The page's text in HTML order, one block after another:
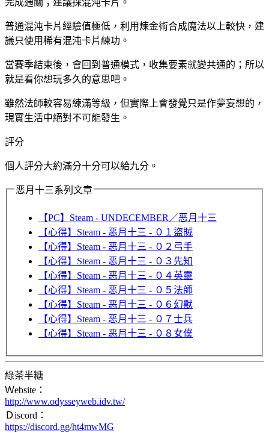
完成通關；建議採混沌卡片。
普通混沌卡片經驗值極低，利用煉金術合成魔法以上較快，建
議只使用稀有混沌卡片練功。
當賽季結束後，會回到普通模式，收集要素就變共通的；所以
就是看你想玩多久的意思吧。
雖然法師較容易練滿等級，但實際上會發覺只是作夢妄想的，
現實生活中絕對不可能發生。
評分
個人評分大約滿分十分可以給九分。
恶月十三系列文章
【PC】Steam - UNDECEMBER／恶月十三
【心得】Steam - 恶月十三 - ０１盜賊
【心得】Steam - 恶月十三 - ０２弓手
【心得】Steam - 恶月十三 - ０３先知
【心得】Steam - 恶月十三 - ０４英靈
【心得】Steam - 恶月十三 - ０５法師
【心得】Steam - 恶月十三 - ０６幻獸
【心得】Steam - 恶月十三 - ０７士兵
【心得】Steam - 恶月十三 - ０８女僕
綠茶半糖
Ｗebsite：
http://www.odysseyweb.idv.tw/
Ｄiscord：
https://discord.gg/ht4mwMG